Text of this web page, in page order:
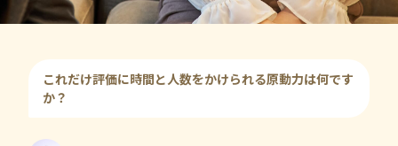
これだけ評価に時間と人数をかけられる原動力は何です
か？